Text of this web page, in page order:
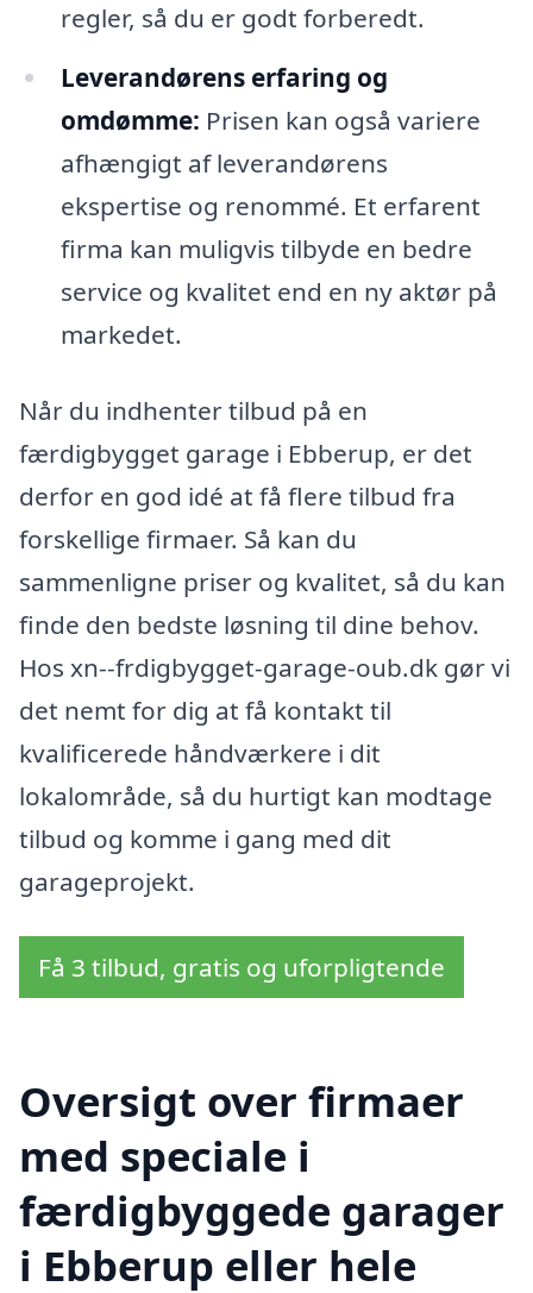
regler, så du er godt forberedt.
Leverandørens erfaring og
omdømme: Prisen kan også variere
afhængigt af leverandørens
ekspertise og renommé. Et erfarent
firma kan muligvis tilbyde en bedre
service og kvalitet end en ny aktør på
markedet.
Når du indhenter tilbud på en
færdigbygget garage i Ebberup, er det
derfor en god idé at få flere tilbud fra
forskellige firmaer. Så kan du
sammenligne priser og kvalitet, så du kan
finde den bedste løsning til dine behov.
Hos xn--frdigbygget-garage-oub.dk gør vi
det nemt for dig at få kontakt til
kvalificerede håndværkere i dit
lokalområde, så du hurtigt kan modtage
tilbud og komme i gang med dit
garageprojekt.
Få 3 tilbud, gratis og uforpligtende
Oversigt over firmaer
med speciale i
færdigbyggede garager
i Ebberup eller hele